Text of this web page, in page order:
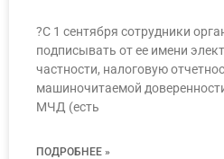
?С 1 сентября сотрудники
подписывать от ее имени
частности, налоговую
машиночитаемой
МЧД (есть
ПОДРОБНЕЕ »